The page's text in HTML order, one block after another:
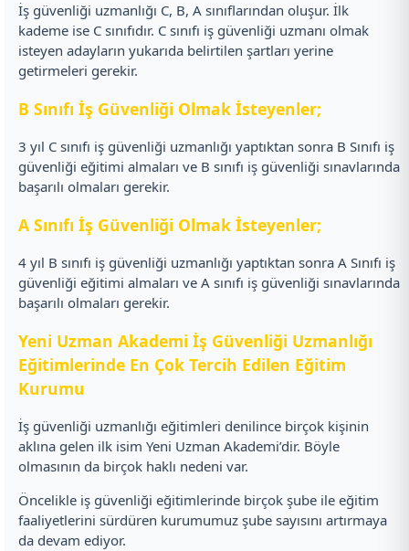
İş güvenliği uzmanlığı C, B, A sınıflarından oluşur. İlk
kademe ise C sınıfıdır. C sınıfı iş güvenliği uzmanı olmak
isteyen adayların yukarıda belirtilen şartları yerine
getirmeleri gerekir.
B Sınıfı İş Güvenliği Olmak İsteyenler;
3 yıl C sınıfı iş güvenliği uzmanlığı yaptıktan sonra B Sınıfı iş
güvenliği eğitimi almaları ve B sınıfı iş güvenliği sınavlarında
başarılı olmaları gerekir.
A Sınıfı İş Güvenliği Olmak İsteyenler;
4 yıl B sınıfı iş güvenliği uzmanlığı yaptıktan sonra A Sınıfı iş
güvenliği eğitimi almaları ve A sınıfı iş güvenliği sınavlarında
başarılı olmaları gerekir.
Yeni Uzman Akademi İş Güvenliği Uzmanlığı
Eğitimlerinde En Çok Tercih Edilen Eğitim
Kurumu
İş güvenliği uzmanlığı eğitimleri denilince birçok kişinin
aklına gelen ilk isim Yeni Uzman Akademi’dir. Böyle
olmasının da birçok haklı nedeni var.
Öncelikle iş güvenliği eğitimlerinde birçok şube ile eğitim
faaliyetlerini sürdüren kurumumuz şube sayısını artırmaya
da devam ediyor.